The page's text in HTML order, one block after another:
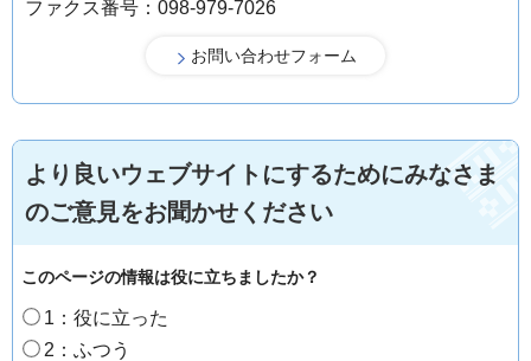
ファクス番号：098-979-7026
より良いウェブサイトにするためにみなさま
のご意見をお聞かせください
このページの情報は役に立ちましたか？
1：役に立った
2：ふつう